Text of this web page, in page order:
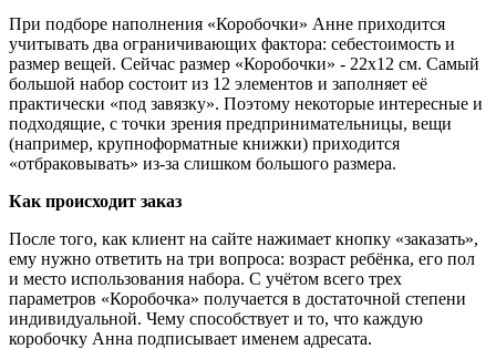
При подборе наполнения «Коробочки» Анне приходится
учитывать два ограничивающих фактора: себестоимость и
размер вещей. Сейчас размер «Коробочки» - 22х12 см. Самый
большой набор состоит из 12 элементов и заполняет её
практически «под завязку». Поэтому некоторые интересные и
подходящие, с точки зрения предпринимательницы, вещи
(например, крупноформатные книжки) приходится
«отбраковывать» из-за слишком большого размера.
Как происходит заказ
После того, как клиент на сайте нажимает кнопку «заказать»,
ему нужно ответить на три вопроса: возраст ребёнка, его пол
и место использования набора. С учётом всего трех
параметров «Коробочка» получается в достаточной степени
индивидуальной. Чему способствует и то, что каждую
коробочку Анна подписывает именем адресата.